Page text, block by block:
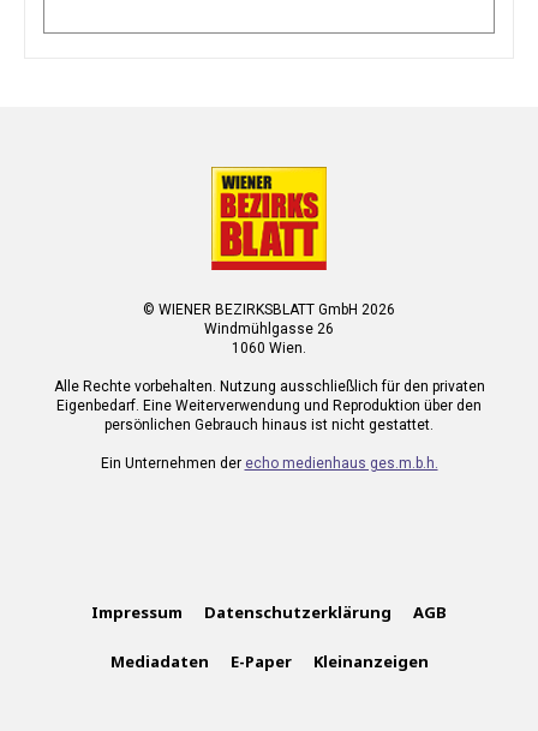
© WIENER BEZIRKSBLATT GmbH 2026
Windmühlgasse 26
1060 Wien.
Alle Rechte vorbehalten. Nutzung ausschließlich für den privaten
Eigenbedarf. Eine Weiterverwendung und Reproduktion über den
persönlichen Gebrauch hinaus ist nicht gestattet.
Ein Unternehmen der echo medienhaus ges.m.b.h.
Impressum Datenschutzerklärung AGB
Mediadaten E-Paper Kleinanzeigen